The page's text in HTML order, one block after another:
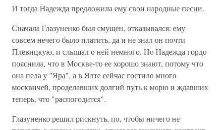
И тогда Надежда предложила ему свои народные песни.
Сначала Глазуненко был смущен, отказывался: ему
совсем нечего было платить, да и не знал он почти
Плевицкую, и слышал о ней немного. Но Надежда гордо
пояснила, что в Москве-то ее хорошо знают, потому что
она пела у "Яра", а в Ялте сейчас гостило много
москвичей, проделавших долгий путь к морю и ждавших
теперь, что "распогодится".
Глазуненко решил рискнуть, по, чтобы ничего не